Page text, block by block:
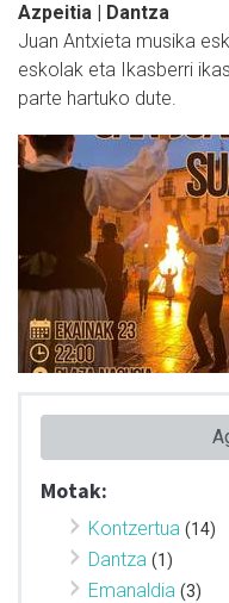
Azpeitia | Dantza
Juan Antxieta musika
eskolak eta Ikasberri
parte hartuko dute.
Motak:
Kontzertua (14)
Dantza (1)
Emanaldia (3)